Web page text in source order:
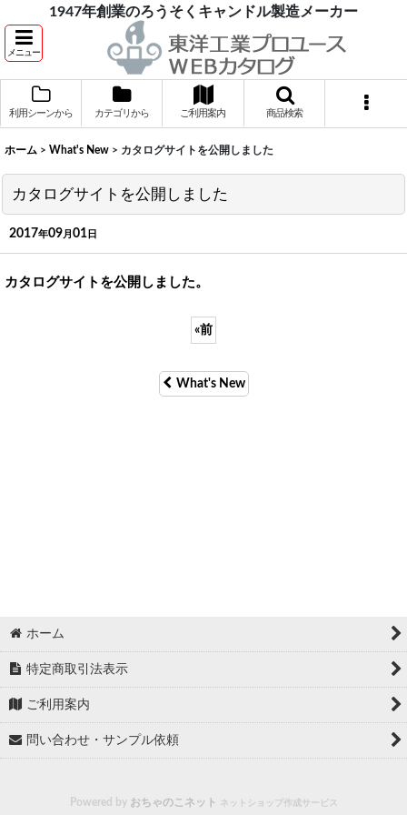
1947年創業のろうそくキャンドル製造メーカー
メニュー
利用シーンから カテゴリから ご利用案内 商品検索
ホーム > What's New > カタログサイトを公開しました
カタログサイトを公開しました
2017年09月 01 日
カタログサイトを公開しました。
«前
What's New
ホーム
特定商取引法表示
ご利用案内
問い合わせ・サンプル依頼
Powered by おちゃのこネット ネットショップ作成サービス